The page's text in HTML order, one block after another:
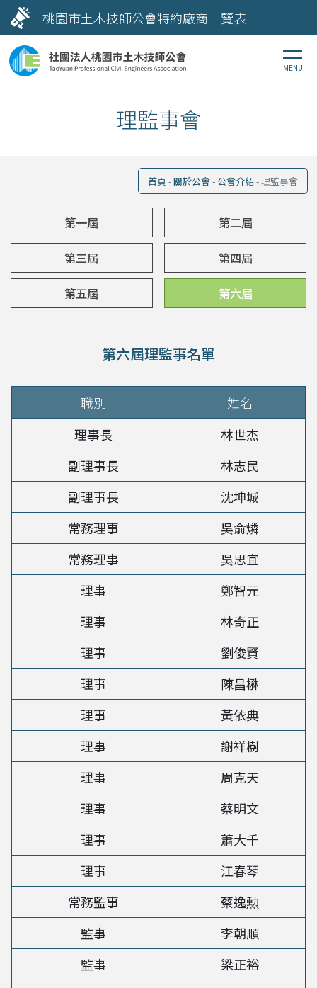
桃園市土木技師公會特約廠商一覽表
理監事會
首頁 關於公會 公會介紹 理監事會
第一屆 第二屆
第三屆 第四屆
第五屆 第六屆
第六屆理監事名單
職別
姓名
理事長
林世杰
副理事長
林志民
副理事長
沈坤城
常務理事
吳俞燐
常務理事
吳思宜
理事
鄭智元
理事
林奇正
理事
劉俊賢
理事
陳昌楙
理事
黃依典
理事
謝祥樹
理事
周克天
理事
蔡明文
理事
蕭大千
理事
江春琴
常務監事
蔡逸勲
監事
李朝順
監事
梁正裕